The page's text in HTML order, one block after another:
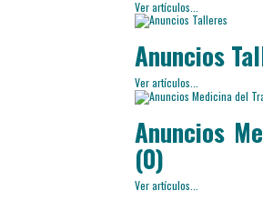
Ver artículos...
Anuncios
Ver artículos...
Anuncios
(0)
Ver artículos...